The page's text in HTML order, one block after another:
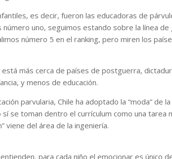
es decir, fueron las educadoras de
número uno, seguimos estando sobre la línea
número 5 en el ranking, pero miren los
más cerca de países de postguerra,
y menos de educación.
parvularia, Chile ha adoptado la “moda” de
se toman dentro el currículum como una tarea
viene del área de la ingeniería.
para cada niño el emocionar es único